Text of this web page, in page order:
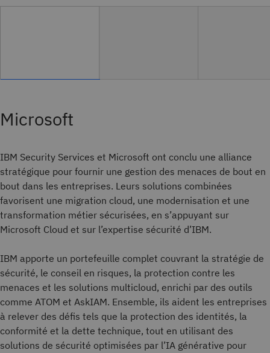
Microsoft
IBM Security Services et Microsoft ont conclu une alliance
stratégique pour fournir une gestion des menaces de bout en
bout dans les entreprises. Leurs solutions combinées
favorisent une migration cloud, une modernisation et une
transformation métier sécurisées, en s’appuyant sur
Microsoft Cloud et sur l’expertise sécurité d’IBM.
IBM apporte un portefeuille complet couvrant la stratégie de
sécurité, le conseil en risques, la protection contre les
menaces et les solutions multicloud, enrichi par des outils
comme ATOM et AskIAM. Ensemble, ils aident les entreprises
à relever des défis tels que la protection des identités, la
conformité et la dette technique, tout en utilisant des
solutions de sécurité optimisées par l’IA générative pour